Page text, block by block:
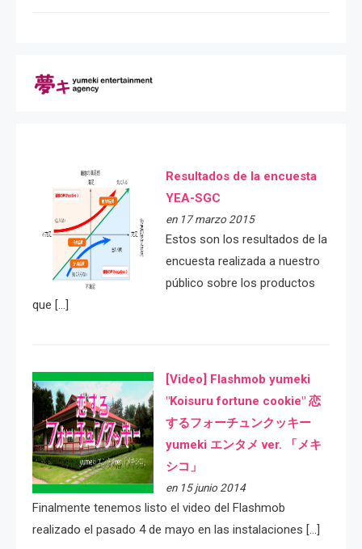
Resultados de la encuesta
YEA-SGC
en 17 marzo 2015
Estos son los resultados de la
encuesta realizada a nuestro
público sobre los productos
que […]
[Video] Flashmob yumeki
"Koisuru fortune cookie" 恋
するフォーチュンクッキー
yumeki エンタメ ver. 「メキ
シコ」
en 15 junio 2014
Finalmente tenemos listo el video del Flashmob
realizado el pasado 4 de mayo en las instalaciones […]